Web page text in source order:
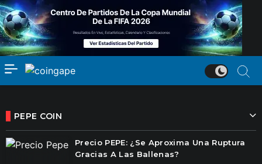
PEPE COIN
Precio PEPE: ¿Se Aproxima Una Ruptura
Gracias A Las Ballenas?